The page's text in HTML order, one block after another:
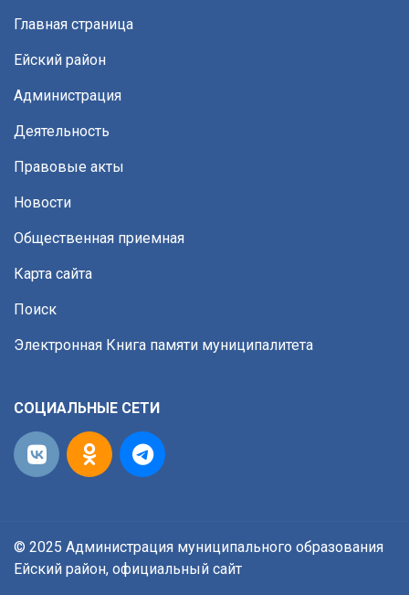
Главная страница
Ейский район
Администрация
Деятельность
Правовые акты
Новости
Общественная приемная
Карта сайта
Поиск
Электронная Книга памяти муниципалитета
СОЦИАЛЬНЫЕ СЕТИ
© 2025 Администрация муниципального образования
Ейский район, официальный сайт